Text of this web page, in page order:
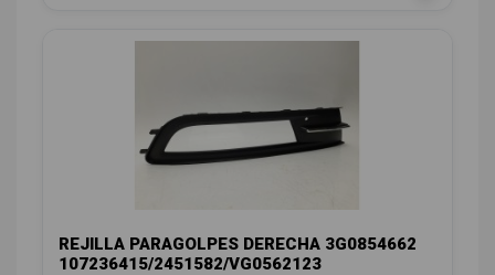
REJILLA PARAGOLPES DERECHA 3G0854662
107236415/2451582/VG0562123